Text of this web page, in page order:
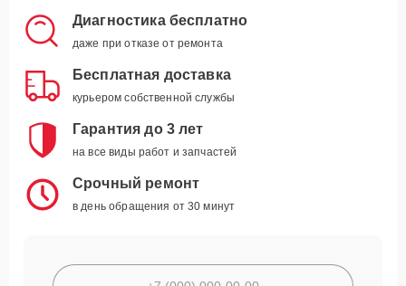
Диагностика бесплатно
даже при отказе от ремонта
Бесплатная доставка
курьером собственной службы
Гарантия до 3 лет
на все виды работ и запчастей
Срочный ремонт
в день обращения от 30 минут